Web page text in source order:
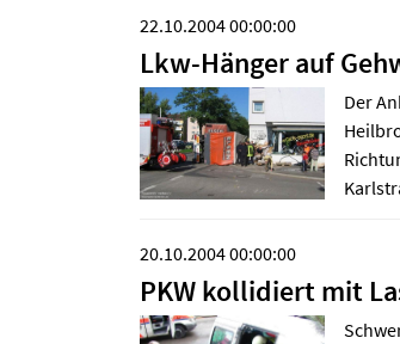
22.10.2004 00:00:00
Lkw-Hänger auf
Der
20.10.2004 00:00:00
PKW kollidiert mit